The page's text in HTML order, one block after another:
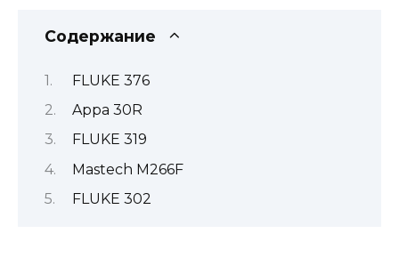
Содержание
FLUKE 376
Appa 30R
FLUKE 319
Mastech M266F
FLUKE 302